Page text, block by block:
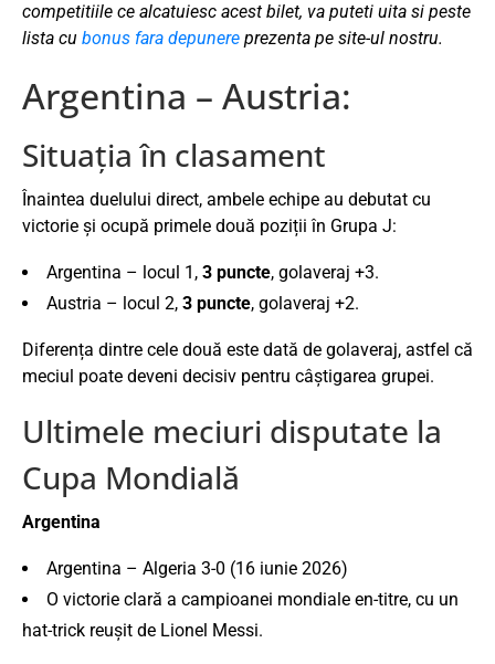
competitiile ce alcatuiesc acest bilet, va puteti uita si peste
lista cu bonus fara depunere prezenta pe site-ul nostru.
Argentina – Austria:
Situația în clasament
Înaintea duelului direct, ambele echipe au debutat cu
victorie și ocupă primele două poziții în Grupa J:
Argentina – locul 1, 3 puncte, golaveraj +3.
Austria – locul 2, 3 puncte, golaveraj +2.
Diferența dintre cele două este dată de golaveraj, astfel că
meciul poate deveni decisiv pentru câștigarea grupei.
Ultimele meciuri disputate la
Cupa Mondială
Argentina
Argentina – Algeria 3-0 (16 iunie 2026)
O victorie clară a campioanei mondiale en-titre, cu un
hat-trick reușit de Lionel Messi.